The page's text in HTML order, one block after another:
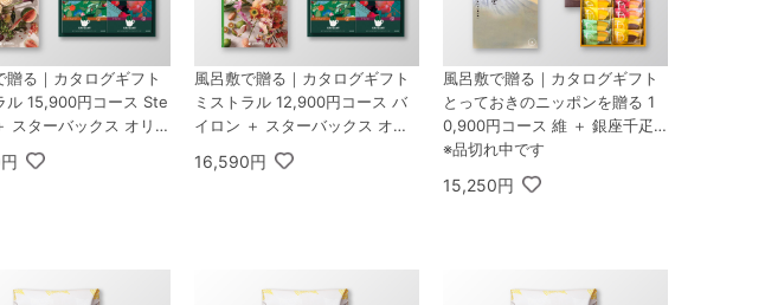
贈る｜カタログギフト
ル 15,900円コース Ste
スターバックス オリガ
ナルドリップ コーヒー
風呂敷で贈る｜カタログギフト
ミストラル 12,900円コース バ
イロン ＋ スターバックス オリ
ガミ パーソナルドリップ コーヒ
ーギフトB
16,590円
風呂敷で贈る｜カタログギフト
とっておきのニッポンを贈る 1
0,900円コース 維 ＋ 銀座千疋
屋 銀座フルーツクーヘン 8個入
※品切れ中です
15,250円